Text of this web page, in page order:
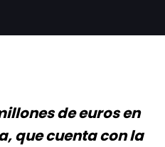
de euros en
que cuenta con la